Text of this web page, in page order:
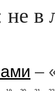
не
–